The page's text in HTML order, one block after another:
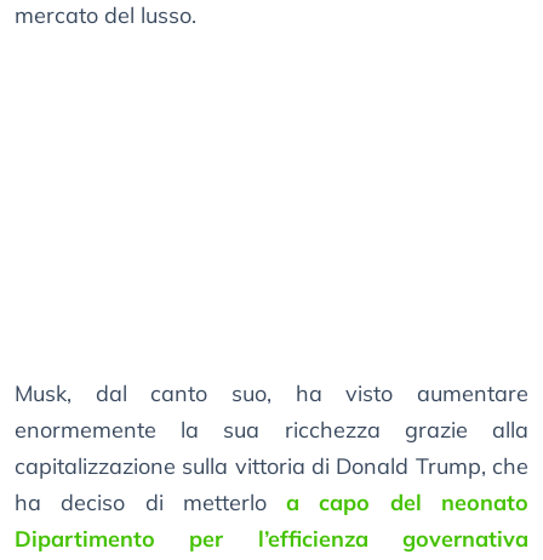
mercato del lusso.
Musk, dal canto suo, ha visto aumentare
enormemente la sua ricchezza grazie alla
capitalizzazione sulla vittoria di Donald Trump, che
ha deciso di metterloa capo del neonato
Dipartimento per l’efficienza governativa